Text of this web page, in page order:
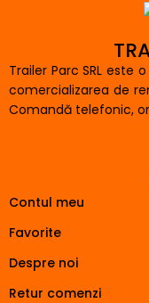
Trailer Parc SRL este
comercializarea de
Comandă telefonic,
Contul meu
Favorite
Despre noi
Retur comenzi